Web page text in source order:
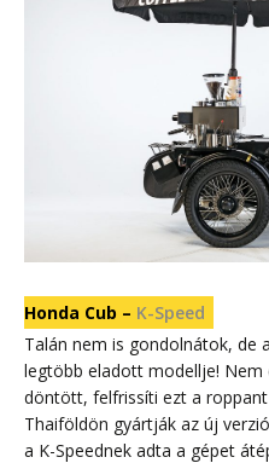
Honda Cub – K-Speed
Talán nem is gondolnátok, de
legtöbb eladott modellje!
döntött, felfrissíti ezt a
Thaiföldön gyártják az új
a K-Speednek adta a gépet